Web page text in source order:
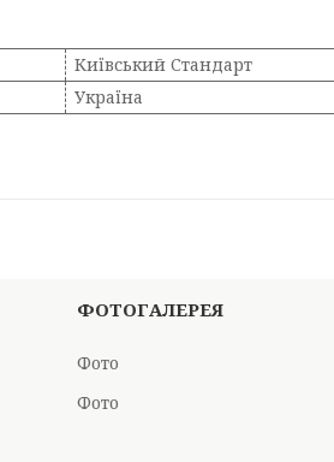
Київський Стандарт
Україна
ФОТОГАЛЕРЕЯ
Фото
Фото